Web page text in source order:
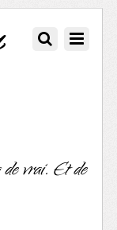
de vrai. Et de